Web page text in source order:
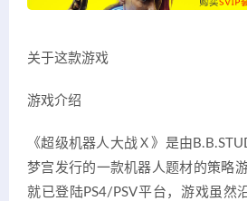
关于这款游戏
游戏介绍
《超级机器人大战Ｘ》是由
梦宫发行的一款机器人题材的策略
就已登陆PS4/PSV平台，游戏虽然